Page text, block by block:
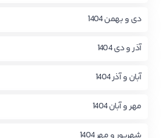
دی و بهمن 1404
آذر و دی 1404
آبان و آذر 1404
مهر و آبان 1404